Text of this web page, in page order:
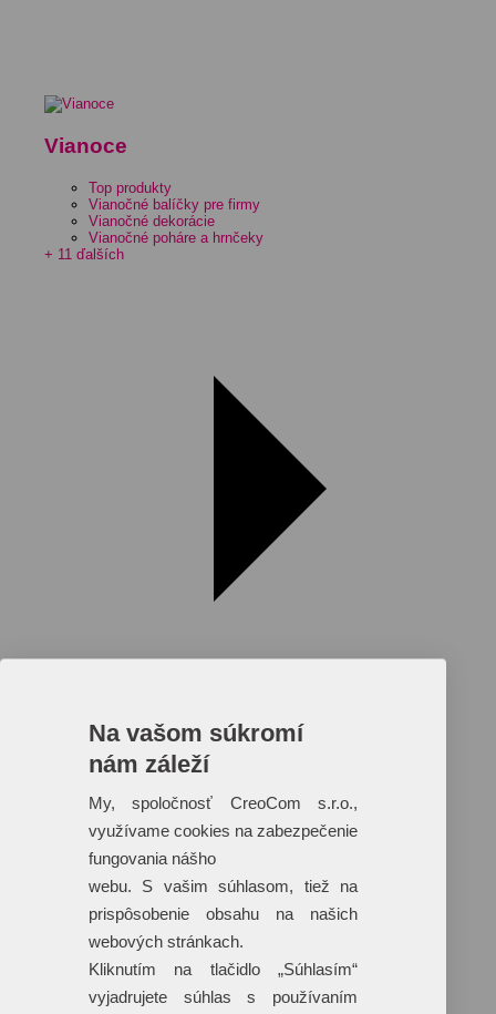
Vianoce
Top produkty
Vianočné balíčky pre firmy
Vianočné dekorácie
Vianočné poháre a hrnčeky
+ 11 ďalších
Reklamné predmety s plnofarebnou
potlačou
Dáždniky
Tašky
Hračky
Klobúky
Na vašom súkromí
nám záleží
My, spoločnosť CreoCom s.r.o.,
využívame cookies na zabezpečenie
fungovania nášho
webu. S vašim súhlasom, tiež na
prispôsobenie obsahu na našich
webových stránkach.
Kliknutím na tlačidlo „Súhlasím“
vyjadrujete súhlas s používaním